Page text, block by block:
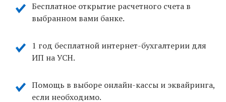
Бесплатное открытие расчетного счета в
выбранном вами банке.
1 год бесплатной интернет-бухгалтерии для
ИП на УСН.
Помощь в выборе онлайн-кассы и эквайринга,
если необходимо.